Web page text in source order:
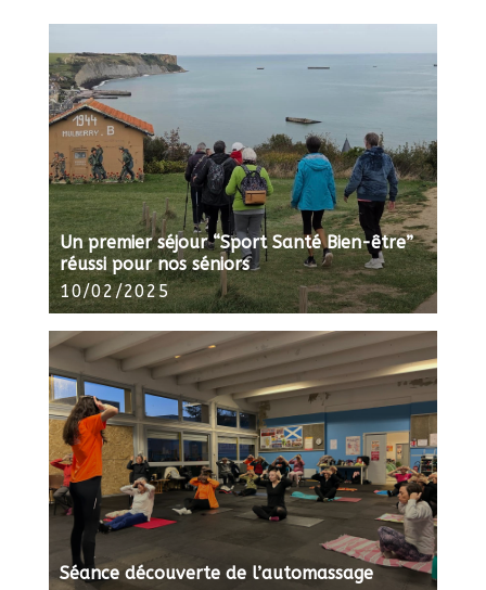
Un premier séjour “Sport Santé Bien-être”
réussi pour nos séniors
10/02/2025
Séance découverte de l’automassage